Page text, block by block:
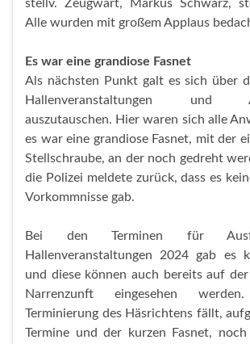
stellv. Zeugwart, Markus Schwarz,
Alle wurden mit großem Applaus
Es war eine grandiose Fasnet
Als nächsten Punkt galt es sich über
Hallenveranstaltungen und
auszutauschen. Hier waren sich alle
es war eine grandiose Fasnet, mit der
Stellschraube, an der noch gedreht
die Polizei meldete zurück, dass es
Vorkommnisse gab.
Bei den Terminen für
Hallenveranstaltungen 2024 gab es
und diese können auch bereits auf
Narrenzunft eingesehen
Terminierung des Häsrichtens fällt,
Termine und der kurzen Fasnet,